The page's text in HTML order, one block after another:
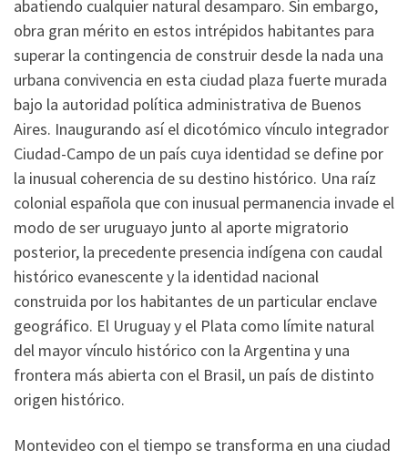
abatiendo cualquier natural desamparo. Sin embargo,
obra gran mérito en estos intrépidos habitantes para
superar la contingencia de construir desde la nada una
urbana convivencia en esta ciudad plaza fuerte murada
bajo la autoridad política administrativa de Buenos
Aires. Inaugurando así el dicotómico vínculo integrador
Ciudad-Campo de un país cuya identidad se define por
la inusual coherencia de su destino histórico. Una raíz
colonial española que con inusual permanencia invade el
modo de ser uruguayo junto al aporte migratorio
posterior, la precedente presencia indígena con caudal
histórico evanescente y la identidad nacional
construida por los habitantes de un particular enclave
geográfico. El Uruguay y el Plata como límite natural
del mayor vínculo histórico con la Argentina y una
frontera más abierta con el Brasil, un país de distinto
origen histórico.
Montevideo con el tiempo se transforma en una ciudad